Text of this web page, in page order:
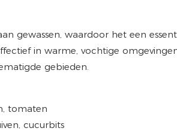
gewassen, waardoor het een
in warme, vochtige
gebieden.
tomaten
cucurbits